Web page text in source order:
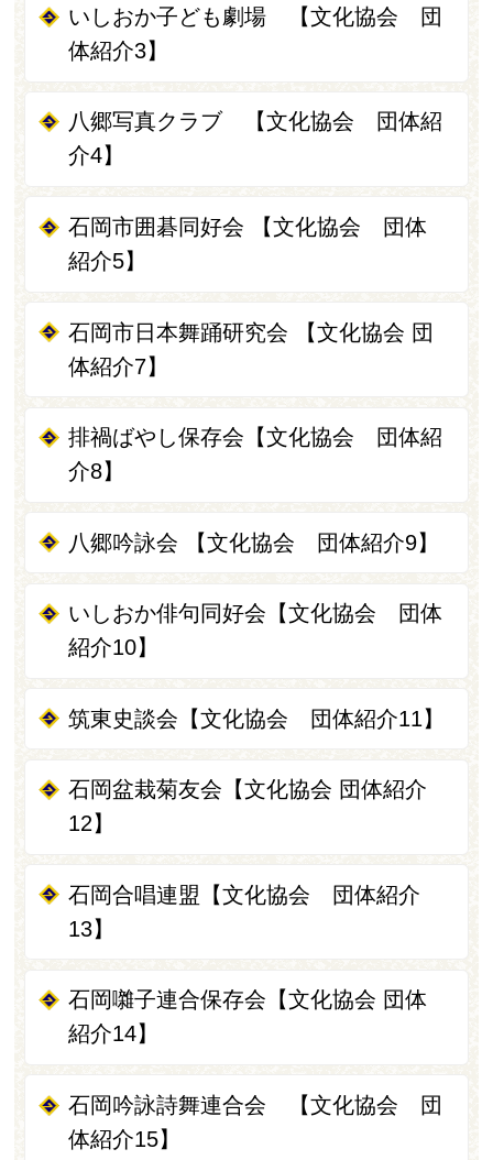
いしおか子ども劇場 【文化協会 団
体紹介3】
八郷写真クラブ 【文化協会 団体紹
介4】
石岡市囲碁同好会 【文化協会 団体
紹介5】
石岡市日本舞踊研究会 【文化協会 団
体紹介7】
排禍ばやし保存会【文化協会 団体紹
介8】
八郷吟詠会 【文化協会 団体紹介9】
いしおか俳句同好会【文化協会 団体
紹介10】
筑東史談会【文化協会 団体紹介11】
石岡盆栽菊友会【文化協会 団体紹介
12】
石岡合唱連盟【文化協会 団体紹介
13】
石岡囃子連合保存会【文化協会 団体
紹介14】
石岡吟詠詩舞連合会 【文化協会 団
体紹介15】